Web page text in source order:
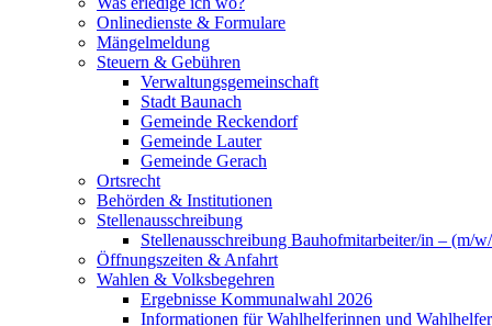
Onlinedienste & Formulare
Mängelmeldung
Steuern & Gebühren
Verwaltungsgemeinschaft
Stadt Baunach
Gemeinde Reckendorf
Gemeinde Lauter
Gemeinde Gerach
Ortsrecht
Behörden & Institutionen
Stellenausschreibung
Stellenausschreibung Bauhofmitarbeiter/in – (m/
Öffnungszeiten & Anfahrt
Wahlen & Volksbegehren
Ergebnisse Kommunalwahl 2026
Informationen für Wahlhelferinnen und Wahlhelfer